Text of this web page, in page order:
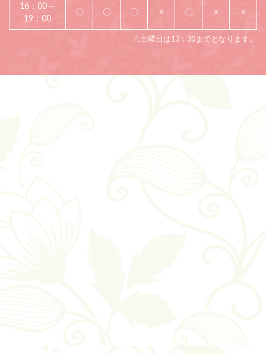
16：00～
19：00
〇 〇 〇 × 〇 × ×
△土曜日は13：30までとなります。